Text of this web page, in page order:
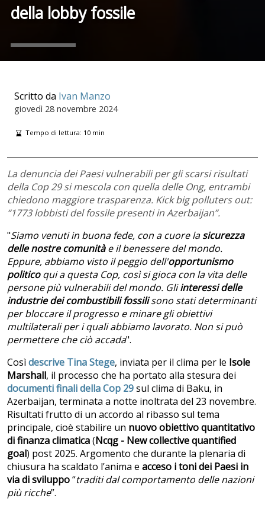
della lobby fossile
La denuncia dei Paesi vulnerabili per gli scarsi risultati
della Cop 29 si mescola con quella delle Ong, entrambi
chiedono maggiore trasparenza. Kick big polluters out:
“1773 lobbisti del fossile presenti in Azerbaijan”.
"Siamo venuti in buona fede, con a cuore lasicurezza
delle nostre comunitàe il benessere del mondo.
Eppure, abbiamo visto il peggio dell'opportunismo
politicoqui a questa Cop, così si gioca con la vita delle
persone più vulnerabili del mondo. Gliinteressi delle
industrie dei combustibili fossilisono stati determinanti
per bloccare il progresso e minare gli obiettivi
multilaterali per i quali abbiamo lavorato. Non si può
permettere che ciò accada".
Cosìdescrive Tina Stege, inviata per il clima per le Isole
Marshall, il processo che ha portato alla stesura dei
documenti finali dellaCop 29sul clima di Baku, in
Azerbaijan, terminata a notte inoltrata del 23 novembre.
Risultati frutto di un accordo al ribasso sul tema
principale, cioè stabilire un nuovo obiettivo quantitativo
di finanza climatica(Ncqg - New collective quantified
goal) post 2025. Argomento che durante la plenaria di
chiusura ha scaldato l’anima e acceso i toni dei Paesi in
via di sviluppo“traditi dal comportamento delle nazioni
più ricche”.
Scritto da Ivan Manzo
giovedì 28 novembre 2024
Tempo di lettura: 10min